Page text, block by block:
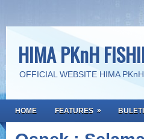
HIMA PKnH
OFFICIAL WEBSITE HIMA
HOME FEATURES »